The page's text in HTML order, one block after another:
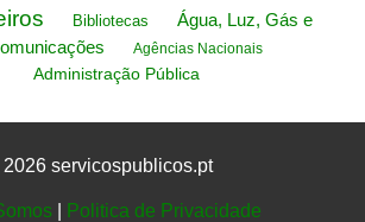
Bibliotecas
Água, Luz, Gás e
Agências Nacionais
Administração Pública
servicospublicos.pt
| Politica de Privacidade